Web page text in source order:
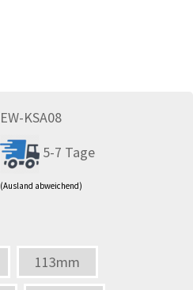
EW-KSA08
5-7 Tage
(Ausland abweichend)
113mm